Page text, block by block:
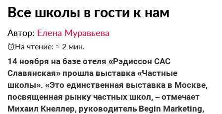
Все школы в гости к нам
Автор: Елена Муравьева
На чтение: ≈ 2 мин.
14 ноября на базе отеля «Рэдиссон САС
Славянская» прошла выставка «Частные
школы». «Это единственная выставка в Москве,
посвященная рынку частных школ, – отмечает
Михаил Кнеллер, руководитель Begin Marketing,